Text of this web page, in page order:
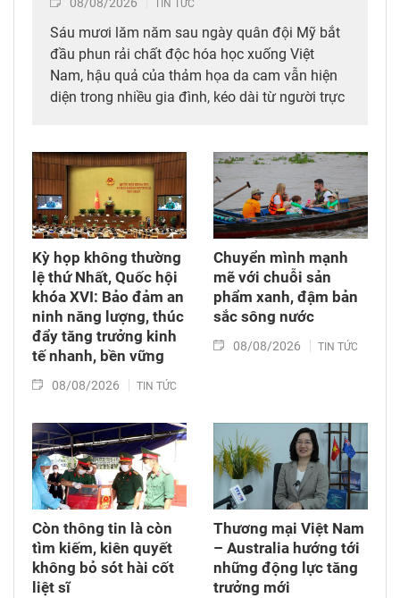
08/08/2026 TIN TỨC
Sáu mươi lăm năm sau ngày quân đội Mỹ bắt
đầu phun rải chất độc hóa học xuống Việt
Nam, hậu quả của thảm họa da cam vẫn hiện
diện trong nhiều gia đình, kéo dài từ người trực
diễn ra tại các tòa án quốc tế mà còn cần được
tiếp tục bằng những chính sách đủ đầy hơn, để
những người sinh ra trong hòa bình không bị
bỏ lại với hậu quả của cuộc chiến mình chưa
từng trải qua.
Kỳ họp không thường
lệ thứ Nhất, Quốc hội
khóa XVI: Bảo đảm an
ninh năng lượng, thúc
đẩy tăng trưởng kinh
tế nhanh, bền vững
08/08/2026 TIN TỨC
Chuyển mình mạnh
mẽ với chuỗi sản
phẩm xanh, đậm bản
sắc sông nước
08/08/2026 TIN TỨC
Còn thông tin là còn
tìm kiếm, kiên quyết
không bỏ sót hài cốt
liệt sĩ
Thương mại Việt Nam
– Australia hướng tới
những động lực tăng
trưởng mới